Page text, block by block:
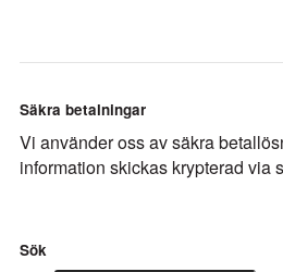
Säkra betalningar
Vi använder oss av säkra
information skickas krypterad via
Sök